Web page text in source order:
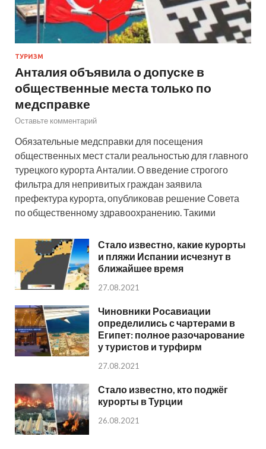
ТУРИЗМ
Анталия объявила о допуске в
общественные места только по
медсправке
Оставьте комментарий
Обязательные медсправки для посещения
общественных мест стали реальностью для главного
турецкого курорта Анталии. О введение строгого
фильтра для непривитых граждан заявила
префектура курорта, опубликовав решение Совета
по общественному здравоохранению. Такими
Стало известно, какие курорты
и пляжи Испании исчезнут в
ближайшее время
27.08.2021
Чиновники Росавиации
определились с чартерами в
Египет: полное разочарование
у туристов и турфирм
27.08.2021
Стало известно, кто поджёг
курорты в Турции
26.08.2021